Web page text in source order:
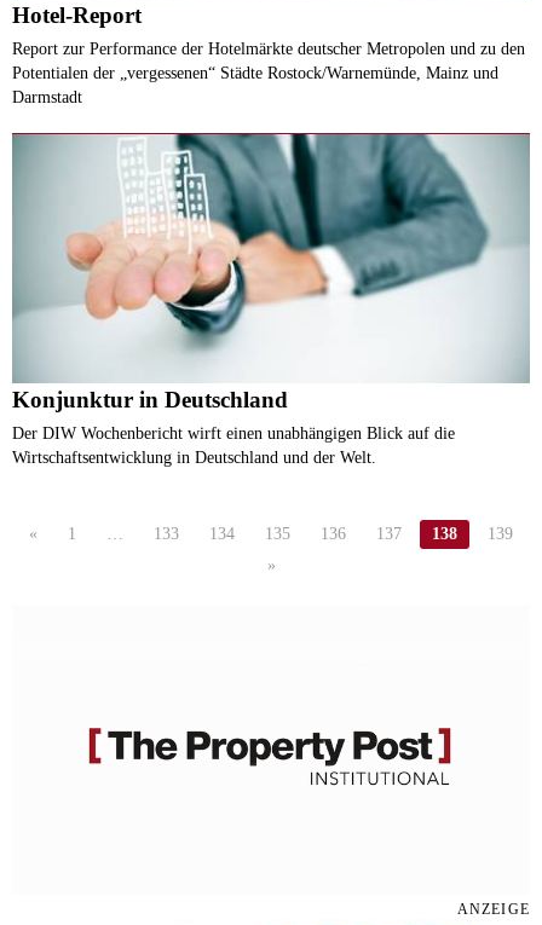
Hotel-Report
Report zur Performance der Hotelmärkte deutscher Metropolen und zu den
Potentialen der „vergessenen“ Städte Rostock/Warnemünde, Mainz und
Darmstadt
Konjunktur in Deutschland
Der DIW Wochenbericht wirft einen unabhängigen Blick auf die
Wirtschaftsentwicklung in Deutschland und der Welt.
« 1 133 134 135 136 137 138
139
»
ANZEIGE